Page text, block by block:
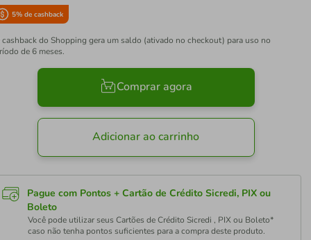
5% de cashback
cashback do Shopping gera um saldo (ativado no checkout) para uso no
de 6 meses.
Comprar agora
Adicionar ao carrinho
Pague com Pontos + Cartão de Crédito Sicredi, PIX ou
Boleto
Você pode utilizar seus Cartões de Crédito Sicredi , PIX ou Boleto*
caso não tenha pontos suficientes para a compra deste produto.